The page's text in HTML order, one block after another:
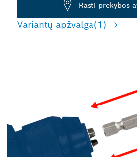
Rasti prekybos
Variantų apžvalga(1)